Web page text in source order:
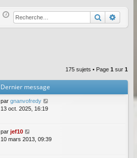
Q ne
xi
nr
eg
r
Rechercher
175 sujets • Page 1 sur 1
Dernier message
par gnanvofredy
13 oct. 2025, 16:19
par jef10
10 mars 2013, 09:39